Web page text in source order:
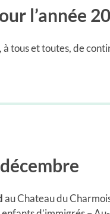
l’année
tous et toutes, de
au Chateau du